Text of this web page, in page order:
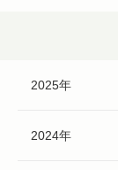
2025年
2024年